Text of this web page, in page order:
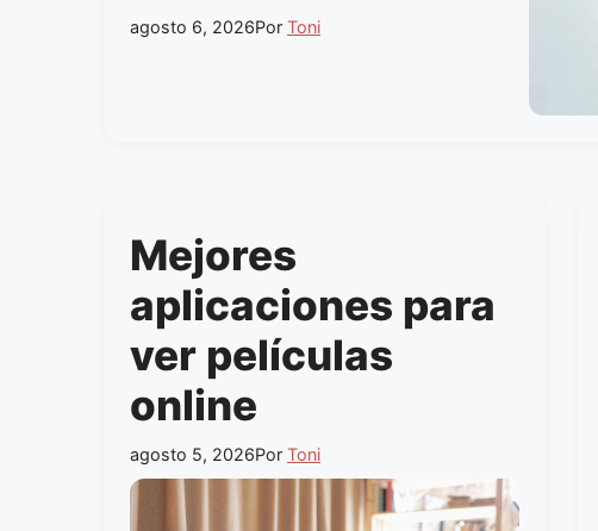
agosto 6, 2026Por Toni
Mejores
aplicaciones para
ver películas
online
agosto 5, 2026Por Toni